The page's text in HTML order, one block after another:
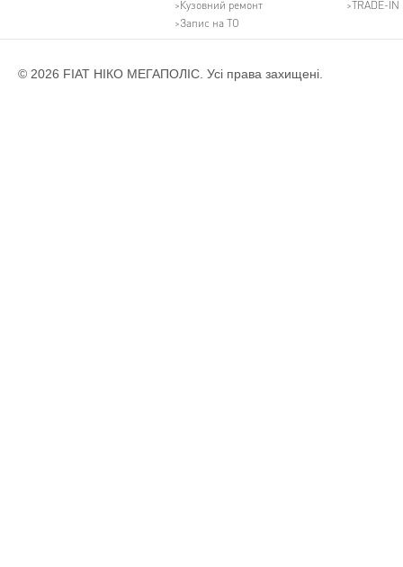
Кузовний ремонт
Запис на ТО
TRADE-IN
© 2026 FIAT НІКО МЕГАПОЛІС. Усі права захищені.